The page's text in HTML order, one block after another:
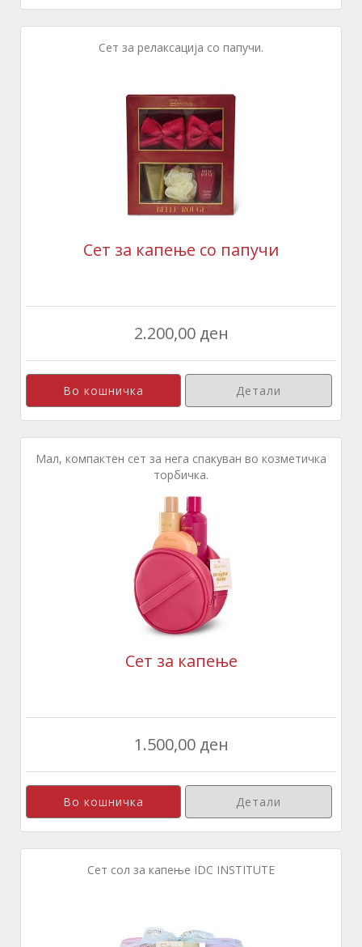
Сет за релаксација со папучи.
Сет за капење со папучи
2.200,00 ден
Детали
Мал, компактен сет за нега спакуван во козметичка
торбичка.
Сет за капење
1.500,00 ден
Детали
Сет сол за капење IDC INSTITUTE